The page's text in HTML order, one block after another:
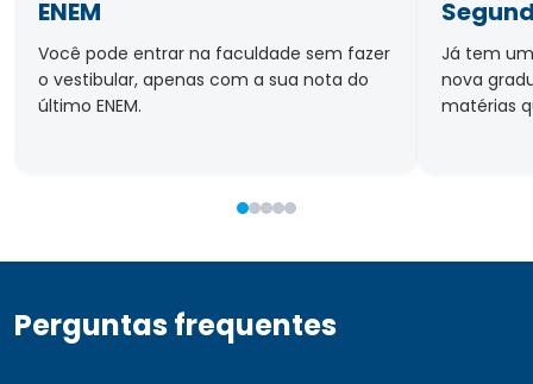
ENEM
Você pode entrar na faculdade sem fazer
o vestibular, apenas com a sua nota do
último ENEM.
Já tem
nova
matérias
Perguntas frequentes